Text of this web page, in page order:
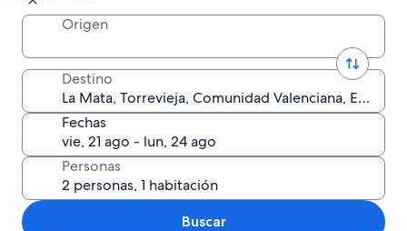
Origen
Destino
Fechas
Personas
Buscar